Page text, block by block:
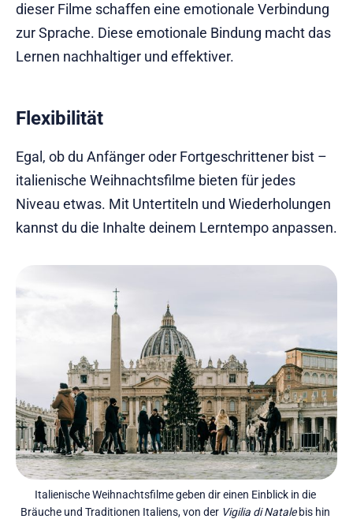
dieser Filme schaffen eine emotionale Verbindung
zur Sprache. Diese emotionale Bindung macht das
Lernen nachhaltiger und effektiver.
Flexibilität
Egal, ob du Anfänger oder Fortgeschrittener bist –
italienische Weihnachtsfilme bieten für jedes
Niveau etwas. Mit Untertiteln und Wiederholungen
kannst du die Inhalte deinem Lerntempo anpassen.
Italienische Weihnachtsfilme geben dir einen Einblick in die
Bräuche und Traditionen Italiens, von der Vigilia di Natale bis hin